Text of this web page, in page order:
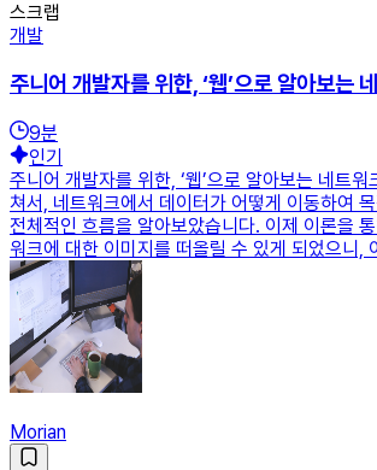
스크랩
개발
주니어 개발자를 위한, ‘웹’으로 알아보는
9분
인기
주니어 개발자를 위한, ‘웹’으로 알아보는 네트
쳐서, 네트워크에서 데이터가 어떻게 이동하여
전체적인 흐름을 알아보았습니다. 이제 이론을
워크에 대한 이미지를 떠올릴 수 있게 되었으니,
Morian